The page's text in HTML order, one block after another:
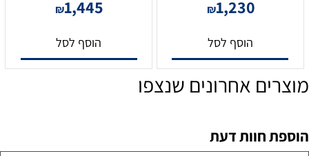
₪1,230
הוסף לסל
₪1,445
הוסף לסל
מוצרים אחרונים שנצפו
הוספת חוות דעת